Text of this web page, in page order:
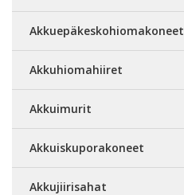
Akkuepäkeskohiomakoneet
Akkuhiomahiiret
Akkuimurit
Akkuiskuporakoneet
Akkujiirisahat